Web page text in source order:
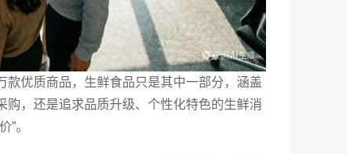
款优质商品，生鲜食品只是其中一部分，涵盖
，还是追求品质升级、个性化特色的生鲜消
”。